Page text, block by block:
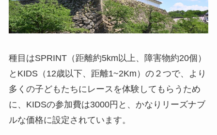
種目はSPRINT（距離約5km以上、障害物約20個）
とKIDS（12歳以下、距離1~2Km）の２つで、より
多くの子どもたちにレースを体験してもらうため
に、KIDSの参加費は3000円と、かなりリーズナブ
ルな価格に設定されています。